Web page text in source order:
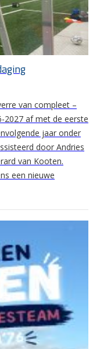
van compleet –
2027 af met de eerste
jaar onder
door Andries
van Kooten.
een nieuwe